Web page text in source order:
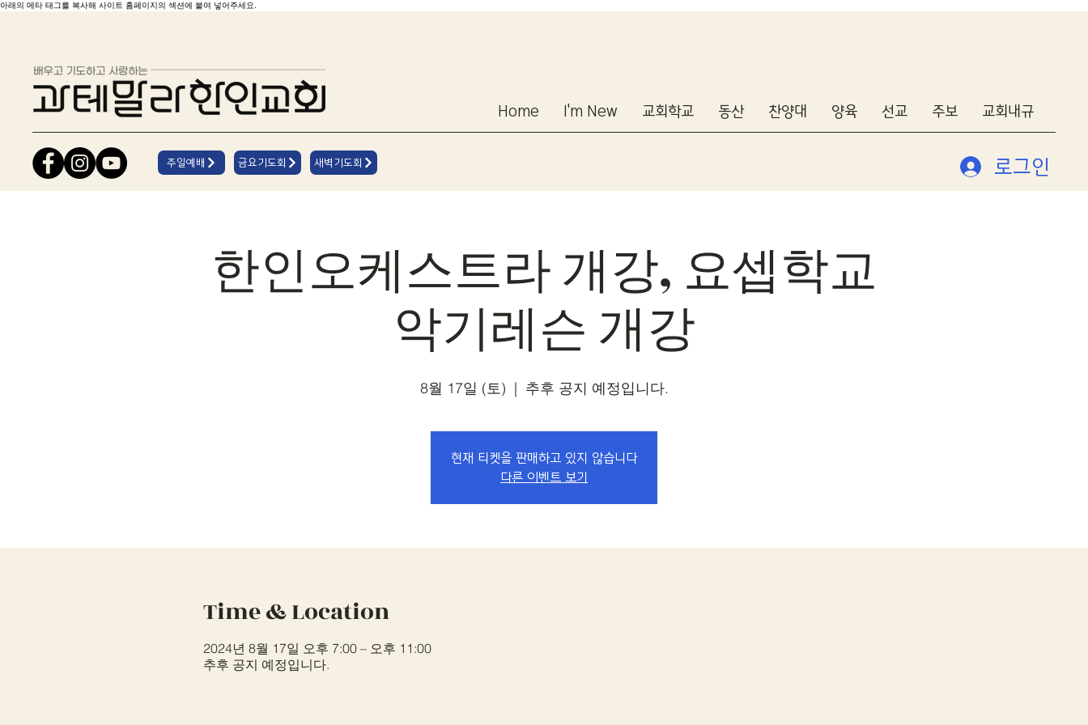
아래의 메타 태그를 복사해 사이트 홈페이지의 섹션에 붙여 넣어주세요.
Home I'm New 교회학교 동산 찬양대 양육 선교 주보 교회내규
주일예배 금요기도회 새벽기도회 로그인
한인오케스트라 개강, 요셉학교
악기레슨 개강
8월 17일 (토)
  |
추후 공지 예정입니다.
현재 티켓을 판매하고 있지 않습니다
다른 이벤트 보기
Time & Location
2024년 8월 17일 오후 7:00 – 오후 11:00
추후 공지 예정입니다.